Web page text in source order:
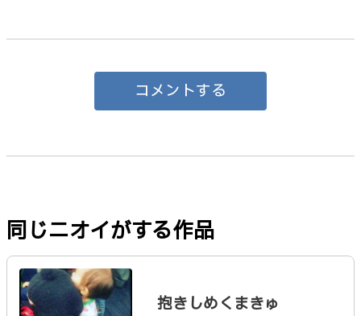
コメントする
同じニオイがする作品
抱きしめくまきゅ